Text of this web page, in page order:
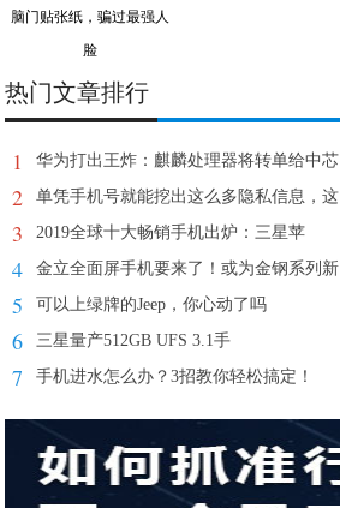
脑门贴张纸，骗过最强人
脸
热门文章排行
1 华为打出王炸：麒麟处理器将转单给中芯
2 单凭手机号就能挖出这么多隐私信息，这
3 2019全球十大畅销手机出炉：三星苹
4 金立全面屏手机要来了！或为金钢系列新
5 可以上绿牌的Jeep，你心动了吗
6 三星量产512GB UFS 3.1手
7 手机进水怎么办？3招教你轻松搞定！